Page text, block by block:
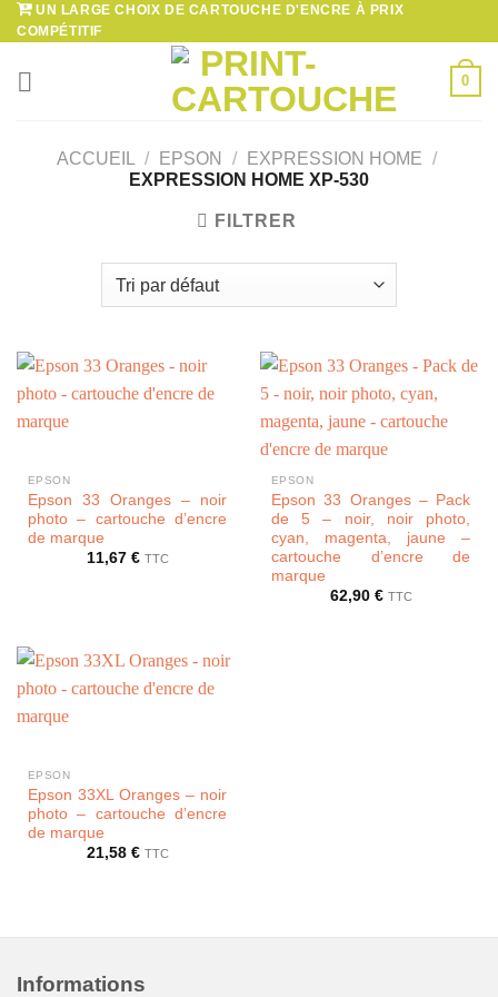
Passer
au
contenu
UN LARGE CHOIX DE CARTOUCHE D'ENCRE À PRIX
COMPÉTITIF
0
ACCUEIL / EPSON / EXPRESSION HOME /
EXPRESSION HOME XP-530
FILTRER
EPSON
Epson 33 Oranges – noir
photo – cartouche d’encre
de marque
11,67 € TTC
EPSON
Epson 33 Oranges – Pack
de 5 – noir, noir photo,
cyan, magenta, jaune –
cartouche d’encre de
marque
62,90 € TTC
EPSON
Epson 33XL Oranges – noir
photo – cartouche d’encre
de marque
21,58 € TTC
Informations